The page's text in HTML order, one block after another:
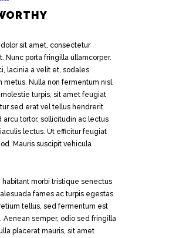
sit amet, consectetur
Nunc porta fringilla ullamcorper.
lacinia a velit et, sodales
metus. Nulla non fermentum nisl.
turpis, sit amet feugiat
sed erat vel tellus hendrerit
arcu tortor, sollicitudin ac lectus
lectus. Ut efficitur feugiat
Mauris suscipit vehicula
morbi tristique senectus
fames ac turpis egestas.
tellus, sed fermentum est
Aenean semper, odio sed fringilla
placerat mauris, sit amet